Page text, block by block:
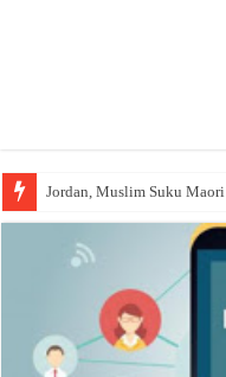
Jordan, Muslim Suku Maori